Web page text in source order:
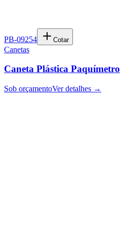
PB-09254 Cotar
Canetas
Caneta Plástica Paquímetro
Sob orçamentoVer detalhes →